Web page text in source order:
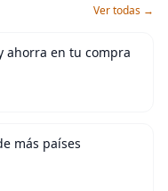
Ver todas →
ahorra en tu compra
más países